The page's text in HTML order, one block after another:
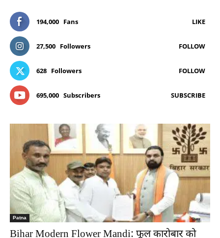
194,000 Fans LIKE
27,500 Followers FOLLOW
628 Followers FOLLOW
695,000 Subscribers SUBSCRIBE
Patna
Bihar Modern Flower Mandi: फूल कारोबार को